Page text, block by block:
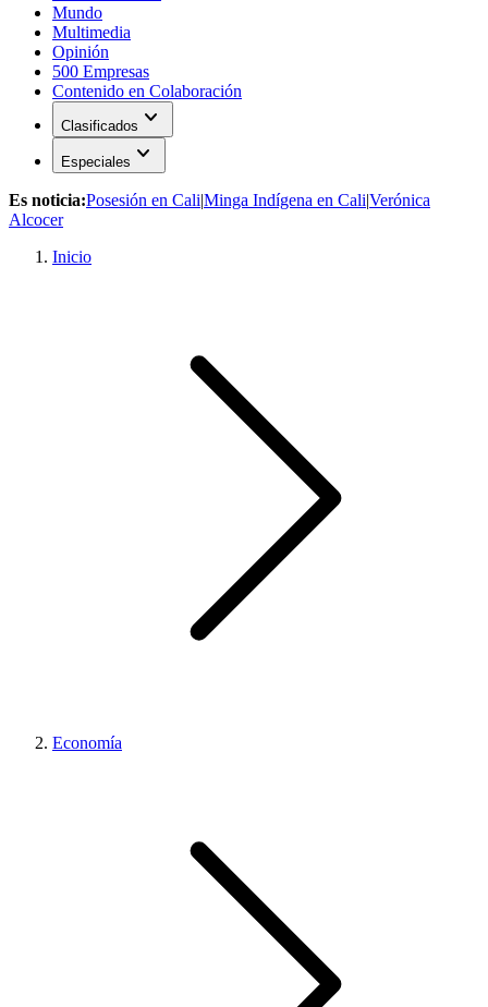
Mundo
Multimedia
Opinión
500 Empresas
Contenido en Colaboración
Clasificados expand_more
Especiales expand_more
Es noticia:Posesión en Cali|Minga Indígena en Cali|Verónica
Alcocer
Inicio
Economía